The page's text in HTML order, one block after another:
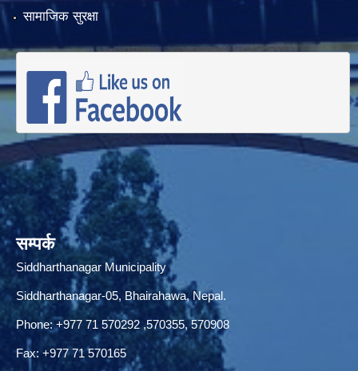
सामाजिक सुरक्षा
सम्पर्क
Siddharthanagar Municipality
Siddharthanagar-05, Bhairahawa, Nepal.
Phone:+977 71 570292,570355, 570908
Fax: +977 71 570165